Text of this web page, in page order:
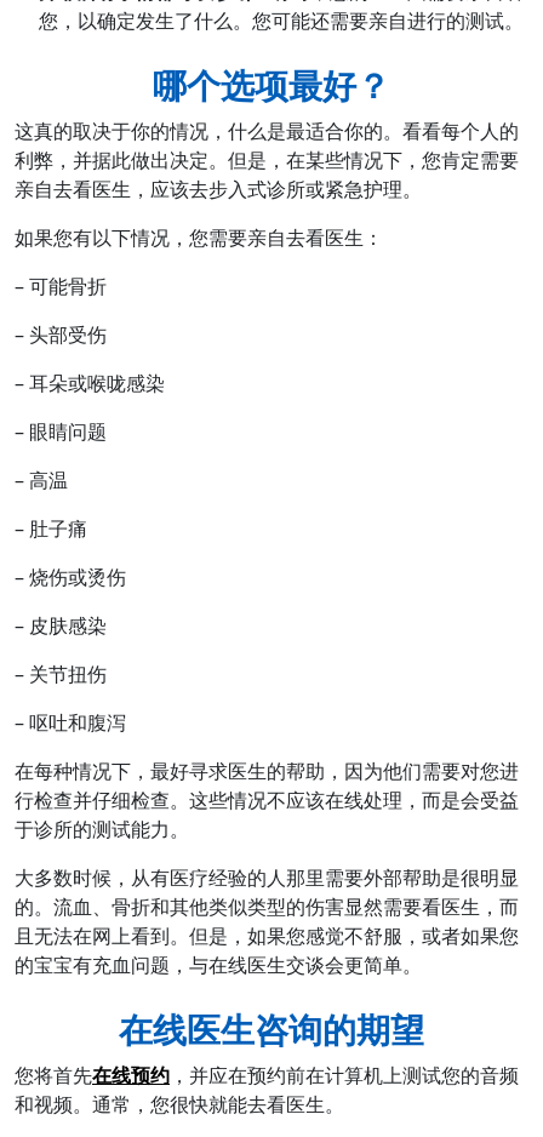
您，以确定发生了什么。您可能还需要亲自进行的测试。
哪个选项最好？
这真的取决于你的情况，什么是最适合你的。看看每个人的
利弊，并据此做出决定。但是，在某些情况下，您肯定需要
亲自去看医生，应该去步入式诊所或紧急护理。
如果您有以下情况，您需要亲自去看医生：
– 可能骨折
– 头部受伤
– 耳朵或喉咙感染
– 眼睛问题
– 高温
– 肚子痛
– 烧伤或烫伤
– 皮肤感染
– 关节扭伤
– 呕吐和腹泻
在每种情况下，最好寻求医生的帮助，因为他们需要对您进
行检查并仔细检查。这些情况不应该在线处理，而是会受益
于诊所的测试能力。
大多数时候，从有医疗经验的人那里需要外部帮助是很明显
的。流血、骨折和其他类似类型的伤害显然需要看医生，而
且无法在网上看到。但是，如果您感觉不舒服，或者如果您
的宝宝有充血问题，与在线医生交谈会更简单。
在线医生咨询的期望
您将首先在线预约 ，并应在预约前在计算机上测试您的音频
和视频。通常，您很快就能去看医生。